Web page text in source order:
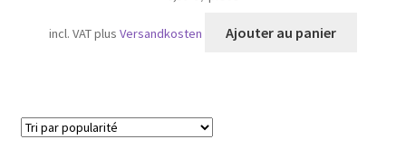
incl. VATplusVersandkosten Ajouter au panier